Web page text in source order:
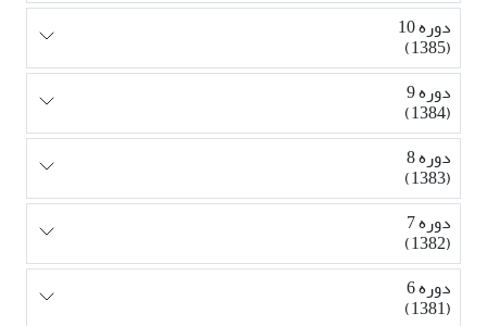
دوره 10
(1385)
دوره 9
(1384)
دوره 8
(1383)
دوره 7
(1382)
دوره 6
(1381)